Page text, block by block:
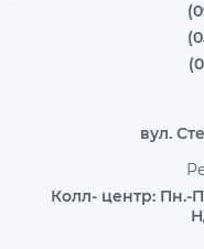
вул.
Колл- центр: Пн.-